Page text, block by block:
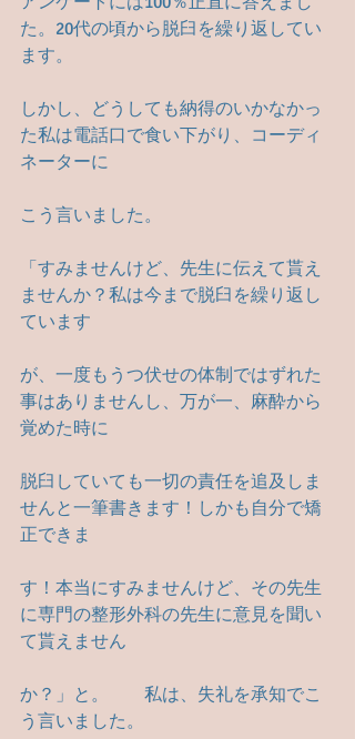
た。20代の頃から脱臼を繰り返してい
ます。
しかし、どうしても納得のいかなかっ
た私は電話口で食い下がり、コーディ
ネーターに
こう言いました。
「すみませんけど、先生に伝えて貰え
ませんか？私は今まで脱臼を繰り返し
ています
が、一度もうつ伏せの体制ではずれた
事はありませんし、万が一、麻酔から
覚めた時に
脱臼していても一切の責任を追及しま
せんと一筆書きます！しかも自分で矯
正できま
す！本当にすみませんけど、その先生
に専門の整形外科の先生に意見を聞い
て貰えません
か？」と。　　私は、失礼を承知でこ
う言いました。